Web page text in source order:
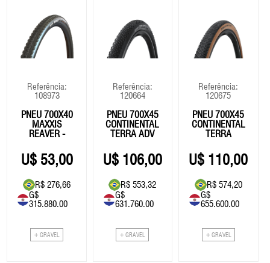
Referência:
108973
PNEU 700X40
MAXXIS
REAVER -
53,00
R$ 276,66
G$
315.880.00
+ GRAVEL
Referência:
120664
PNEU 700X45
CONTINENTAL
TERRA ADV
106,00
R$ 553,32
G$
631.760.00
+ GRAVEL
Referência:
120675
PNEU 700X45
CONTINENTAL
TERRA
110,00
R$ 574,20
G$
655.600.00
+ GRAVEL